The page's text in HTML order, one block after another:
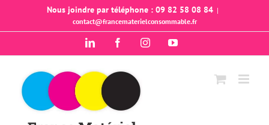
Nous joindre par téléphone : 09 82 58 08 84 |
contact@francematerielconsommable.fr
LinkedIn FacebookInstagramYouTube